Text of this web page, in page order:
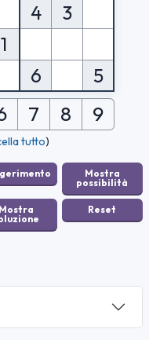
4
3
1
6
5
7 8 9
tutto)